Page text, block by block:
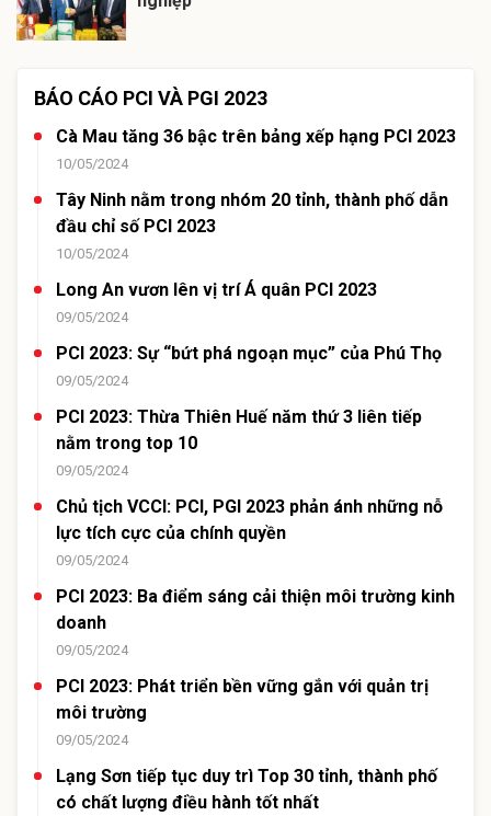
BÁO CÁO PCI VÀ PGI 2023
Cà Mau tăng 36 bậc trên bảng xếp hạng PCI 2023
10/05/2024
Tây Ninh nằm trong nhóm 20 tỉnh, thành phố dẫn
đầu chỉ số PCI 2023
10/05/2024
Long An vươn lên vị trí Á quân PCI 2023
09/05/2024
PCI 2023: Sự “bứt phá ngoạn mục” của Phú Thọ
09/05/2024
PCI 2023: Thừa Thiên Huế năm thứ 3 liên tiếp
nằm trong top 10
09/05/2024
Chủ tịch VCCI: PCI, PGI 2023 phản ánh những nỗ
lực tích cực của chính quyền
09/05/2024
PCI 2023: Ba điểm sáng cải thiện môi trường kinh
doanh
09/05/2024
PCI 2023: Phát triển bền vững gắn với quản trị
môi trường
09/05/2024
Lạng Sơn tiếp tục duy trì Top 30 tỉnh, thành phố
có chất lượng điều hành tốt nhất